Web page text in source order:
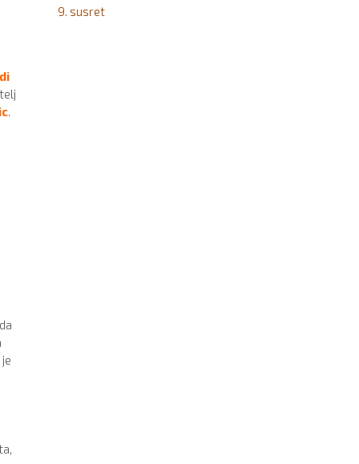
9. susret